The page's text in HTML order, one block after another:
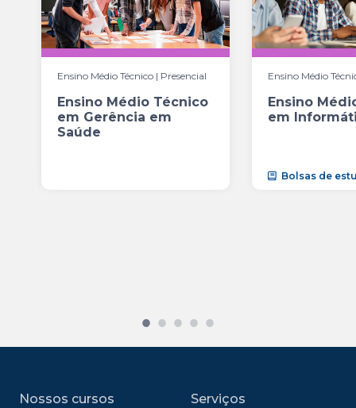
Ensino Médio Técnico | Presencial
Ensino Médio Técnico
em Gerência em
Saúde
Ensino Médio
Ensino
em
Bolsas de
Nossos cursos Serviços